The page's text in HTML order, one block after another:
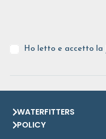
Ho letto e accetto la
WATERFITTERS
POLICY